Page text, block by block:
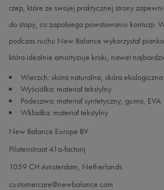
33,5 20 cm
34,5 20,5 cm
35 21 cm
rzep, które ze swojej praktycznej strony
do stopy, co zapobiega powstawaniu kontuzji.
podczas ruchu New Balance wykorzystał
która idealnie amortyzuje kroki, nawet
Wierzch: skóra naturalna, skóra ekologiczna
Wyściółka: materiał tekstylny
Podeszwa: materiał syntetyczny, guma, EVA
Wkładka: materiał tekstylny
New Balance Europe BV
Pilotenstraat 41a-factorij
1059 CH Amsterdam, Netherlands
customercare@newbalance.com